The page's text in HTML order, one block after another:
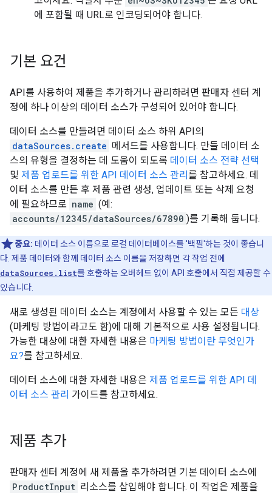
에 포함될 때 URL로 인코딩되어야 합니다.
기본 요건
API를 사용하여 제품을 추가하거나 관리하려면 판매자 센터 계
정에 하나 이상의 데이터 소스가 구성되어 있어야 합니다.
데이터 소스를 만들려면 데이터 소스 하위 API의
dataSources.create 메서드를 사용합니다. 만들 데이터 소
스의 유형을 결정하는 데 도움이 되도록 데이터 소스 전략 선택
및 제품 업로드를 위한 API 데이터 소스 관리 를 참고하세요. 데
이터 소스를 만든 후 제품 관련 생성, 업데이트 또는 삭제 요청
에 필요하므로 name (예:
accounts/12345/dataSources/67890 )를 기록해 둡니다.
중요: 데이터 소스 이름으로 로컬 데이터베이스를 '백필'하는 것이 좋습니
다. 제품 데이터와 함께 데이터 소스 이름을 저장하면 각 작업 전에
dataSources.list를 호출하는 오버헤드 없이 API 호출에서 직접 제공할 수
있습니다.
새로 생성된 데이터 소스는 계정에서 사용할 수 있는 모든 대상
(마케팅 방법이라고도 함)에 대해 기본적으로 사용 설정됩니다.
가능한 대상에 대한 자세한 내용은 마케팅 방법이란 무엇인가
요?를 참고하세요.
데이터 소스에 대한 자세한 내용은 제품 업로드를 위한 API 데
이터 소스 관리 가이드를 참고하세요.
제품 추가
판매자 센터 계정에 새 제품을 추가하려면 기본 데이터 소스에
ProductInput 리소스를 삽입해야 합니다. 이 작업은 제품을